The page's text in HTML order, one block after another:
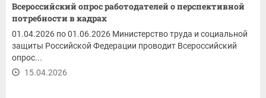
Всероссийский опрос работодателей о перспективной
потребности в кадрах
01.04.2026 по 01.06.2026 Министерство труда и социальной
защиты Российской Федерации проводит Всероссийский
опрос...
15.04.2026